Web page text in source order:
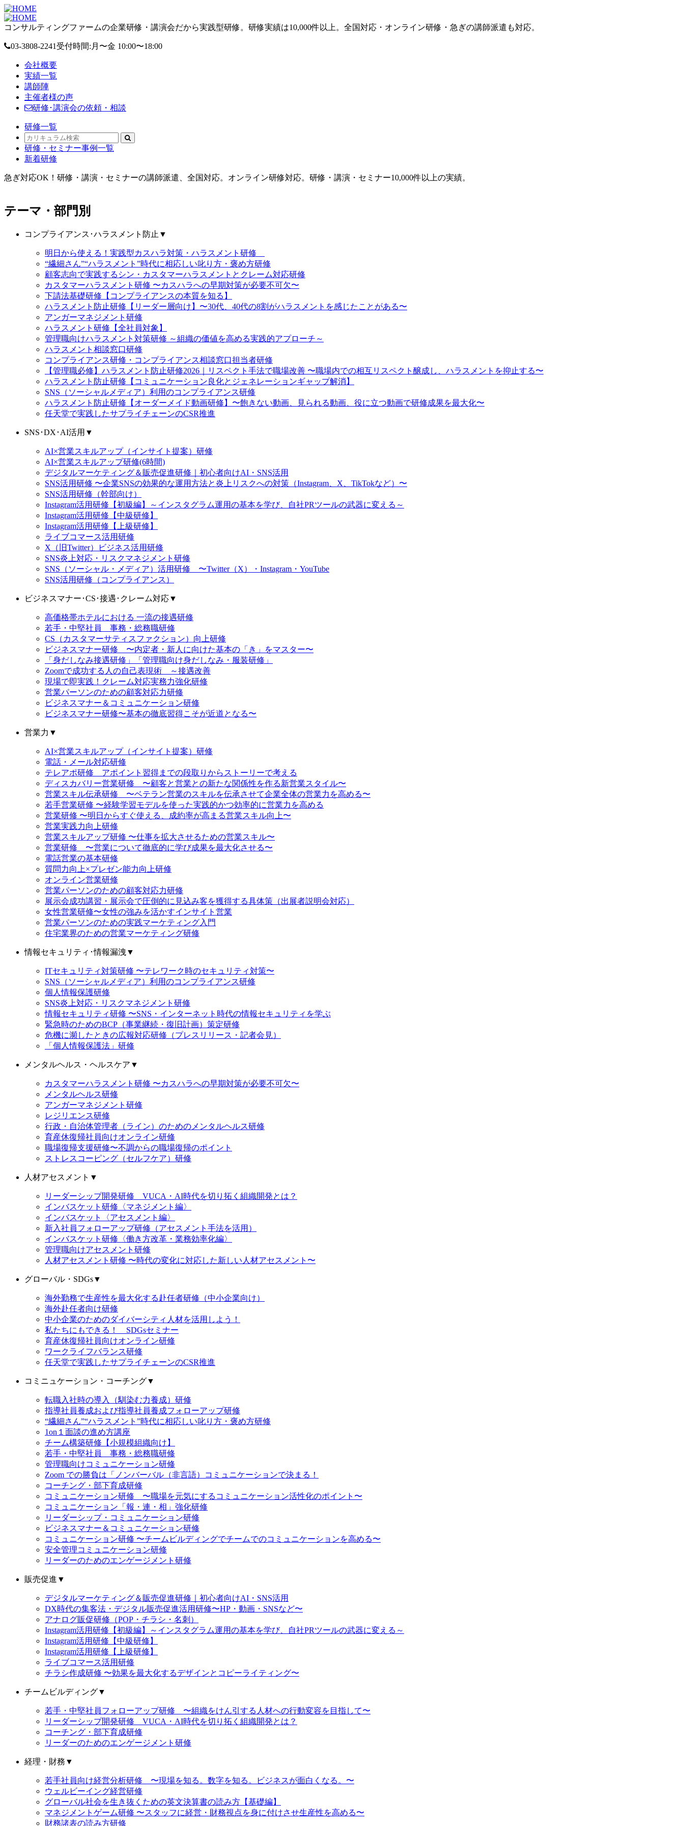
コンサルティングファームの企業研修・講演会だから実践型研修。研修実績は10,000件以上。全国対応・オンライン研修・急ぎの講師派遣も対応。
03-3808-2241 受付時間:月〜金 10:00〜18:00
会社概要
実績一覧
講師陣
主催者様の声
研修･講演会の依頼・相談
研修一覧
研修・セミナー事例一覧
新着研修
急ぎ対応OK！研修・講演・セミナーの講師派遣、全国対応。オンライン研修対応。研修・講演・セミナー10,000件以上の実績。
テーマ・部門別
コンプライアンス･ハラスメント防止 ▼
明日から使える！実践型カスハラ対策・ハラスメント研修
“繊細さん”“ハラスメント”時代に相応しい叱り方・褒め方研修
顧客志向で実践するシン・カスタマーハラスメントとクレーム対応研修
カスタマーハラスメント研修 〜カスハラへの早期対策が必要不可欠〜
下請法基礎研修【コンプライアンスの本質を知る】
ハラスメント防止研修【リーダー層向け】〜30代、40代の8割がハラスメントを感じたことがある〜
アンガーマネジメント研修
ハラスメント研修【全社員対象】
管理職向けハラスメント対策研修 ～組織の価値を高める実践的アプローチ～
ハラスメント相談窓口研修
コンプライアンス研修・コンプライアンス相談窓口担当者研修
【管理職必修】ハラスメント防止研修2026｜リスペクト手法で職場改善 〜職場内での相互リスペクト醸成し、ハラスメントを抑止する〜
ハラスメント防止研修【コミュニケーション良化とジェネレーションギャップ解消】
SNS（ソーシャルメディア）利用のコンプライアンス研修
ハラスメント防止研修【オーダーメイド動画研修】〜飽きない動画、見られる動画、役に立つ動画で研修成果を最大化〜
任天堂で実践したサプライチェーンのCSR推進
SNS･DX･AI活用 ▼
AI×営業スキルアップ（インサイト提案）研修
AI×営業スキルアップ研修(6時間)
デジタルマーケティング＆販売促進研修｜初心者向けAI・SNS活用
SNS活用研修 〜企業SNSの効果的な運用方法と炎上リスクへの対策（Instagram、X、TikTokなど）〜
SNS活用研修（幹部向け）
Instagram活用研修【初級編】～インスタグラム運用の基本を学び、自社PRツールの武器に変える～
Instagram活用研修【中級研修】
Instagram活用研修【上級研修】
ライブコマース活用研修
X（旧Twitter）ビジネス活用研修
SNS炎上対応・リスクマネジメント研修
SNS（ソーシャル・メディア）活用研修 〜Twitter（X）・Instagram・YouTube
SNS活用研修（コンプライアンス）
ビジネスマナー･CS･接遇･クレーム対応▼
高価格帯ホテルにおける 一流の接遇研修
若手・中堅社員 事務・総務職研修
CS（カスタマーサティスファクション）向上研修
ビジネスマナー研修 〜内定者・新人に向けた基本の「き」をマスター〜
「身だしなみ接遇研修」「管理職向け身だしなみ・服装研修」
Zoomで成功する人の自己表現術 ～接遇改善
現場で即実践！クレーム対応実務力強化研修
営業パーソンのための顧客対応力研修
ビジネスマナー＆コミュニケーション研修
ビジネスマナー研修〜基本の徹底習得こそが近道となる〜
営業力 ▼
AI×営業スキルアップ（インサイト提案）研修
電話・メール対応研修
テレアポ研修 アポイント習得までの段取りからストーリーで考える
ディスカバリー営業研修 〜顧客と営業との新たな関係性を作る新営業スタイル〜
営業スキル伝承研修 〜ベテラン営業のスキルを伝承させて企業全体の営業力を高める〜
若手営業研修 〜経験学習モデルを使った実践的かつ効率的に営業力を高める
営業研修 〜明日からすぐ使える、成約率が高まる営業スキル向上〜
営業実践力向上研修
営業スキルアップ研修 〜仕事を拡大させるための営業スキル〜
営業研修 〜営業について徹底的に学び成果を最大化させる〜
電話営業の基本研修
質問力向上×プレゼン能力向上研修
オンライン営業研修
営業パーソンのための顧客対応力研修
展示会成功講習・展示会で圧倒的に見込み客を獲得する具体策（出展者説明会対応）
女性営業研修〜女性の強みを活かすインサイト営業
営業パーソンのための実践マーケティング入門
住宅業界のための営業マーケティング研修
情報セキュリティ･情報漏洩 ▼
ITセキュリティ対策研修 〜テレワーク時のセキュリティ対策〜
SNS（ソーシャルメディア）利用のコンプライアンス研修
個人情報保護研修
SNS炎上対応・リスクマネジメント研修
情報セキュリティ研修 〜SNS・インターネット時代の情報セキュリティを学ぶ
緊急時のためのBCP（事業継続・復旧計画）策定研修
危機に瀕したときの広報対応研修（プレスリリース・記者会見）
「個人情報保護法」研修
メンタルヘルス・ヘルスケア ▼
カスタマーハラスメント研修 〜カスハラへの早期対策が必要不可欠〜
メンタルヘルス研修
アンガーマネジメント研修
レジリエンス研修
行政・自治体管理者（ライン）のためのメンタルヘルス研修
育産休復帰社員向けオンライン研修
職場復帰支援研修〜不調からの職場復帰のポイント
ストレスコーピング（セルフケア）研修
人材アセスメント ▼
リーダーシップ開発研修 VUCA・AI時代を切り拓く組織開発とは？
インバスケット研修〈マネジメント編〉
インバスケット〈アセスメント編〉
新入社員フォローアップ研修（アセスメント手法を活用）
インバスケット研修〈働き方改革・業務効率化編〉
管理職向けアセスメント研修
人材アセスメント研修 〜時代の変化に対応した新しい人材アセスメント〜
グローバル・SDGs▼
海外勤務で生産性を最大化する赴任者研修（中小企業向け）
海外赴任者向け研修
中小企業のためのダイバーシティ人材を活用しよう！
私たちにもできる！ SDGsセミナー
育産休復帰社員向けオンライン研修
ワークライフバランス研修
任天堂で実践したサプライチェーンのCSR推進
コミニュケーション・コーチング▼
転職入社時の導入（馴染む力養成）研修
指導社員養成および指導社員養成フォローアップ研修
“繊細さん”“ハラスメント”時代に相応しい叱り方・褒め方研修
1on１面談の進め方講座
チーム構築研修【小規模組織向け】
若手・中堅社員 事務・総務職研修
管理職向けコミュニケーション研修
Zoom での勝負は「ノンバーバル（非言語）コミュニケーションで決まる！
コーチング・部下育成研修
コミュニケーション研修 〜職場を元気にするコミュニケーション活性化のポイント〜
コミュニケーション「報・連・相」強化研修
リーダーシップ・コミュニケーション研修
ビジネスマナー＆コミュニケーション研修
コミュニケーション研修 〜チームビルディングでチームでのコミュニケーションを高める〜
安全管理コミュニケーション研修
リーダーのためのエンゲージメント研修
販売促進 ▼
デジタルマーケティング＆販売促進研修｜初心者向けAI・SNS活用
DX時代の集客法・デジタル販売促進活用研修〜HP・動画・SNSなど〜
アナログ販促研修（POP・チラシ・名刺）
Instagram活用研修【初級編】～インスタグラム運用の基本を学び、自社PRツールの武器に変える～
Instagram活用研修【中級研修】
Instagram活用研修【上級研修】
ライブコマース活用研修
チラシ作成研修 〜効果を最大化するデザインとコピーライティング〜
チームビルディング▼
若手・中堅社員フォローアップ研修 〜組織をけん引する人材への行動変容を目指して〜
リーダーシップ開発研修 VUCA・AI時代を切り拓く組織開発とは？
コーチング・部下育成研修
リーダーのためのエンゲージメント研修
経理・財務 ▼
若手社員向け経営分析研修 〜現場を知る。数字を知る。ビジネスが面白くなる。〜
ウェルビーイング経営研修
グローバル社会を生き抜くための英文決算書の読み方【基礎編】
マネジメントゲーム研修 〜スタッフに経営・財務視点を身に付けさせ生産性を高める〜
財務諸表の読み方研修